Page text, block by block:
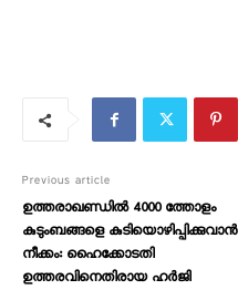
Previous article
ഉത്തരാഖണ്ഡിൽ 4000 ത്തോളം
കുടുംബങ്ങളെ കുടിയൊഴിപ്പിക്കുവാൻ
നീക്കം: ഹൈക്കോടതി
ഉത്തരവിനെതിരായ ഹർജി